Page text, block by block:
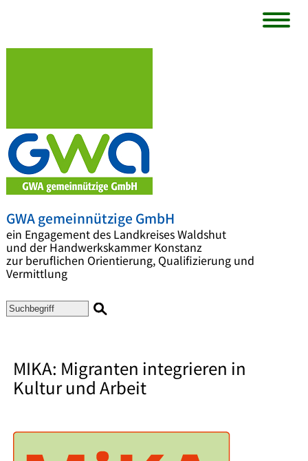
GWA gemeinnützige GmbH
ein Engagement des Landkreises Waldshut
und der Handwerkskammer Konstanz
zur beruflichen Orientierung, Qualifizierung und
Vermittlung
MIKA: Migranten integrieren in
Kultur und Arbeit